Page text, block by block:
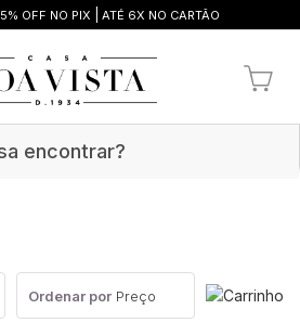
5% OFF NO PIX ATÉ 6X NO CARTÃO
Ordenar por Preço